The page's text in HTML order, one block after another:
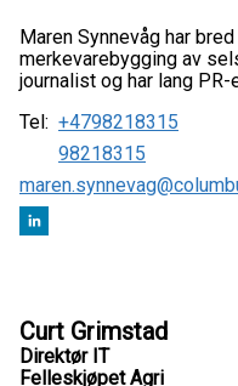
Maren Synnevåg har
merkevarebygging av
journalist og har lang PR-
Tel: +4798218315
98218315
Curt Grimstad
Direktør IT
Felleskjøpet Agri